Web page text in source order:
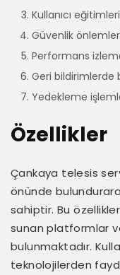
Kullanıcı
Güvenlik
Performans
Geri bildirimlerde
Yedekleme
Özellikler
Çankaya telesis
önünde
sahiptir. Bu
sunan platformlar
bulunmaktadır.
teknolojilerden